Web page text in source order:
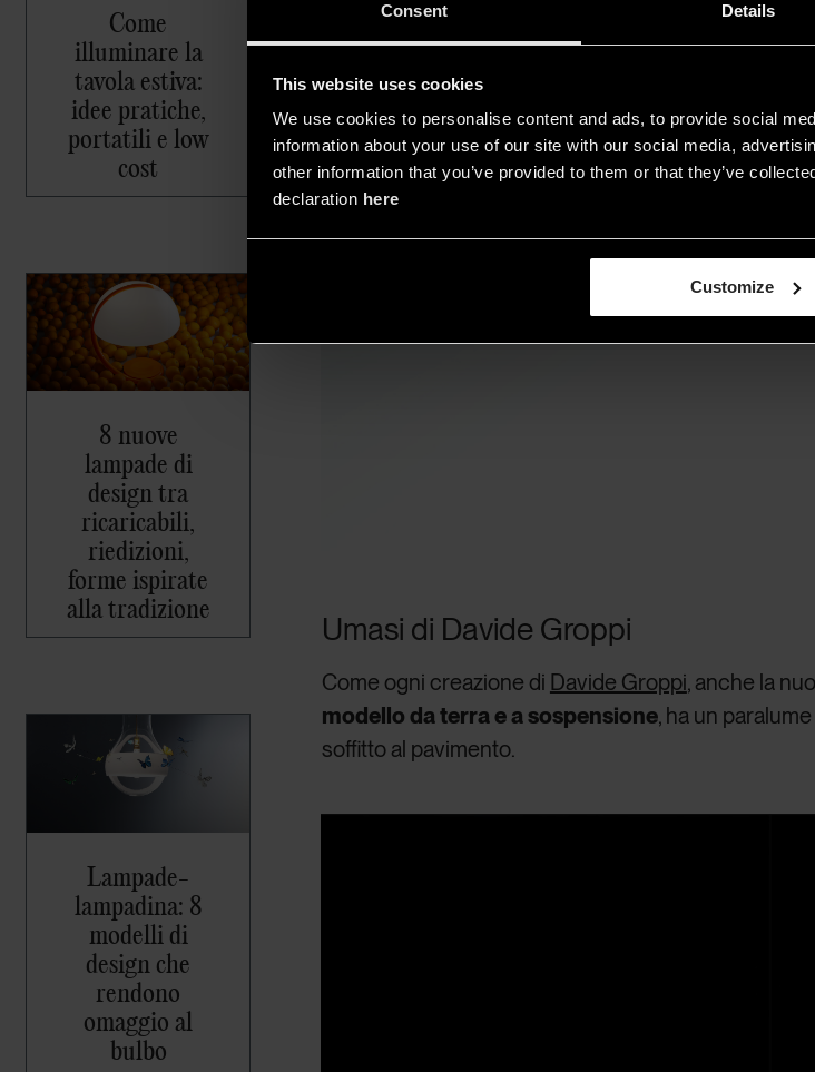
Consent Details
This website uses cookies
We use cookies to personalise content and ads, to provide social
information about your use of our site with our social media,
other information that you’ve provided to them or that they’ve
declaration here
Customize
Come
illuminare la
tavola estiva:
idee pratiche,
portatili e low
cost
8 nuove
lampade di
design tra
ricaricabili,
riedizioni,
forme ispirate
alla tradizione
Lampade-
lampadina: 8
modelli di
design che
rendono
omaggio al
bulbo
Umasi di Davide Groppi
Come ogni creazione di Davide Groppi, anche la
modello da terra e a sospensione, ha un
soffitto al pavimento.